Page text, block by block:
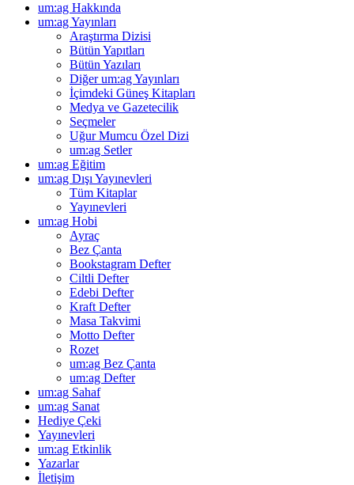
um:ag Hakkında
um:ag Yayınları
Araştırma Dizisi
Bütün Yapıtları
Bütün Yazıları
Diğer um:ag Yayınları
İçimdeki Güneş Kitapları
Medya ve Gazetecilik
Seçmeler
Uğur Mumcu Özel Dizi
um:ag Setler
um:ag Eğitim
um:ag Dışı Yayınevleri
Tüm Kitaplar
Yayınevleri
um:ag Hobi
Ayraç
Bez Çanta
Bookstagram Defter
Ciltli Defter
Edebi Defter
Kraft Defter
Masa Takvimi
Motto Defter
Rozet
um:ag Bez Çanta
um:ag Defter
um:ag Sahaf
um:ag Sanat
Hediye Çeki
Yayınevleri
um:ag Etkinlik
Yazarlar
İletişim